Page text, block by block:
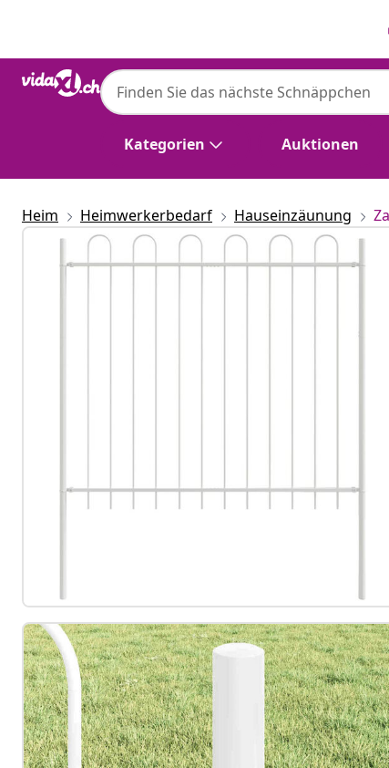
Kategorien Auktionen
Heim Heimwerkerbedarf Hauseinzäunung